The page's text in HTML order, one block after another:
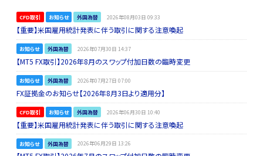
CFD取引 お知らせ 外国為替 2026年08月03日 09:33
【重要】米国雇用統計発表に伴う取引に関する注意喚起
お知らせ 外国為替 2026年07月30日 14:37
【MT5 FX取引】2026年8月のスワップ付加日数の臨時変更
お知らせ 外国為替 2026年07月27日 07:00
FX証拠金のお知らせ【2026年8月3日より適用分】
CFD取引 お知らせ 外国為替 2026年06月30日 10:40
【重要】米国雇用統計発表に伴う取引に関する注意喚起
お知らせ 外国為替 2026年06月29日 13:26